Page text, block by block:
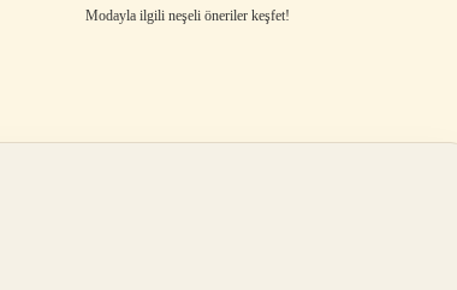
Modayla ilgili neşeli öneriler keşfet!